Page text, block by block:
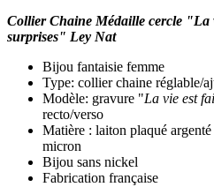
Collier Chaine Médaille cercle "La
surprises" Ley Nat
Bijou fantaisie femme
Type: collier chaine réglable/
Modèle: gravure "La vie est
recto/verso
Matière : laiton plaqué
micron
Bijou sans nickel
Fabrication française